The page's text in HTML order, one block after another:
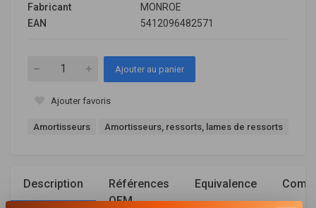
Fabricant
MONROE
EAN
5412096482571
Ajouter au panier
Ajouter favoris
Amortisseurs Amortisseurs, ressorts, lames de ressorts
Description
Références
OEM
Equivalence